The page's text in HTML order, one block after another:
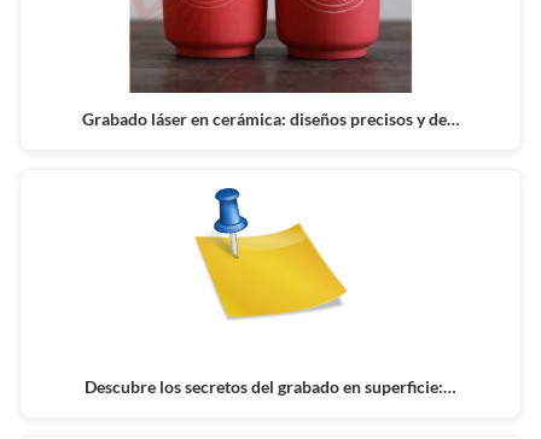
Grabado láser en cerámica: diseños precisos y de…
Descubre los secretos del grabado en superficie:…